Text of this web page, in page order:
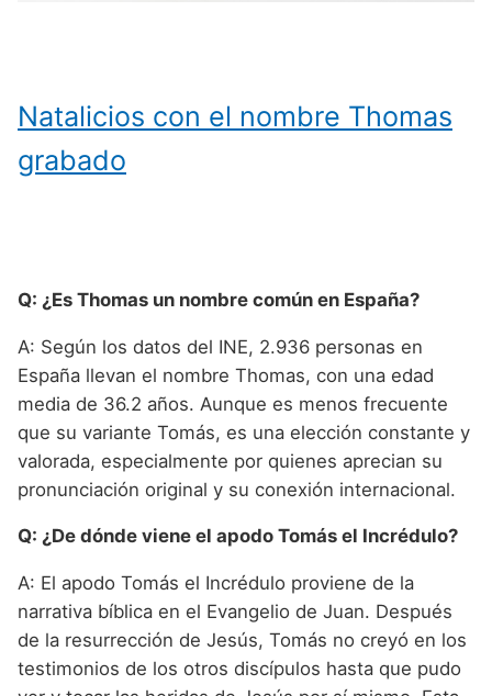
Natalicios con el nombre Thomas
grabado
Q: ¿Es Thomas un nombre común en España?
A: Según los datos del INE, 2.936 personas en
España llevan el nombre Thomas, con una edad
media de 36.2 años. Aunque es menos frecuente
que su variante Tomás, es una elección constante y
valorada, especialmente por quienes aprecian su
pronunciación original y su conexión internacional.
Q: ¿De dónde viene el apodo Tomás el Incrédulo?
A: El apodo Tomás el Incrédulo proviene de la
narrativa bíblica en el Evangelio de Juan. Después
de la resurrección de Jesús, Tomás no creyó en los
testimonios de los otros discípulos hasta que pudo